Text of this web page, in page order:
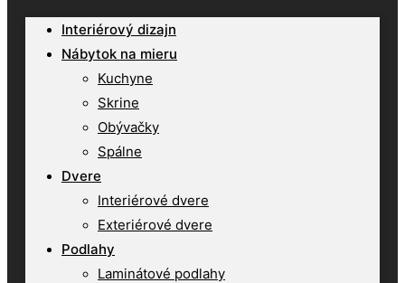
Interiérový dizajn
Nábytok na mieru
Kuchyne
Skrine
Obývačky
Spálne
Dvere
Interiérové dvere
Exteriérové dvere
Podlahy
Laminátové podlahy